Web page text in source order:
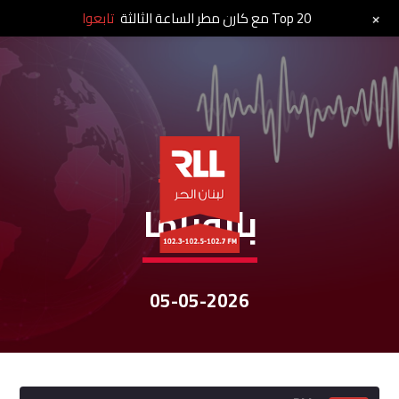
نشرات الأخبار
بانوراما
05-05-2026
Top 20 مع كارن مطر الساعة الثالثة تابعوا +